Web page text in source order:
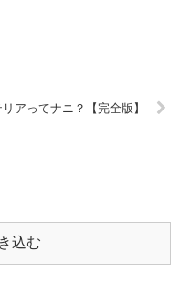
アってナニ？【完全版】
込む